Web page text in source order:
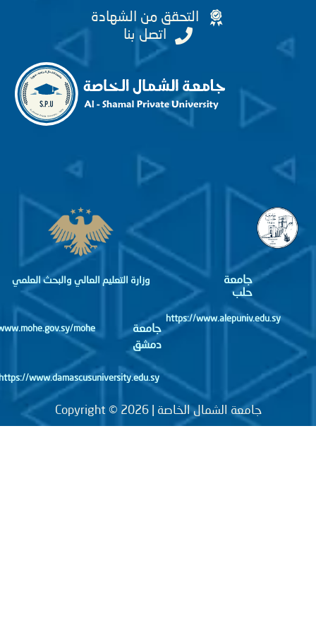
التحقق من الشهادة
اتصل بنا
جامعة
https://www.alepuniv.edu.sy
جامعة
دمشق
وزارة التعليم العالي والبحث العلمي
http://www.mohe.gov.sy/mohe
جامعة الشمال الخاصة | Copyright © 2026